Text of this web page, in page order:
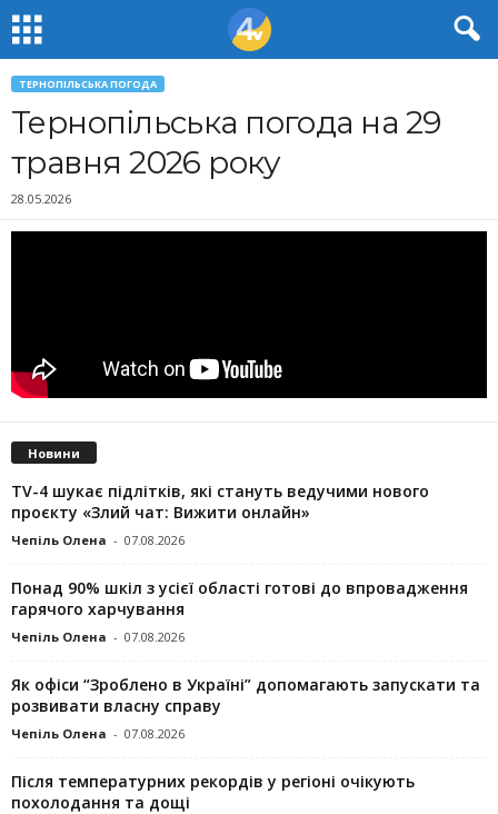
ТЕРНОПІЛЬСЬКА ПОГОДА
Тернопільська погода на 29
травня 2026 року
28.05.2026
Новини
TV-4 шукає підлітків, які стануть ведучими нового
проєкту «Злий чат: Вижити онлайн»
Чепіль Олена - 07.08.2026
Понад 90% шкіл з усієї області готові до впровадження
гарячого харчування
Чепіль Олена - 07.08.2026
Як офіси “Зроблено в Україні” допомагають запускaти та
розвивати власну справу
Чепіль Олена - 07.08.2026
Після температурних рекордів у регіоні очікують
похолодання та дощі